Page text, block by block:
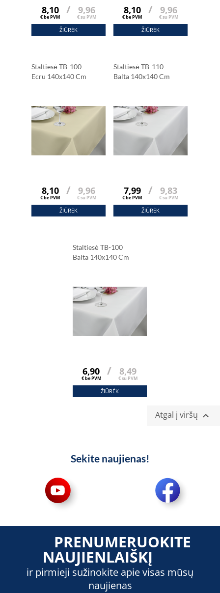
8,10
€ be PVM
/ 9,96
€ su PVM
ŽIŪRĖK
8,10
€ be PVM
/ 9,96
€ su PVM
ŽIŪRĖK
Staltiesė TB-100
Ecru 140x140 Cm
8,10
€ be PVM
/ 9,96
€ su PVM
ŽIŪRĖK
Staltiesė TB-110
Balta 140x140 Cm
7,99
€ be PVM
/ 9,83
€ su PVM
ŽIŪRĖK
Staltiesė TB-100
Balta 140x140 Cm
6,90
€ be PVM
/ 8,49
€ su PVM
ŽIŪRĖK
Atgal į viršų 
Sekite naujienas!
PRENUMERUOKITE
NAUJIENLAIŠKĮ
ir pirmieji sužinokite apie visas mūsų
naujienas